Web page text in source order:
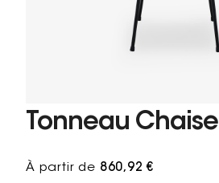
Tonneau Chaise
À partir de 860,92 €